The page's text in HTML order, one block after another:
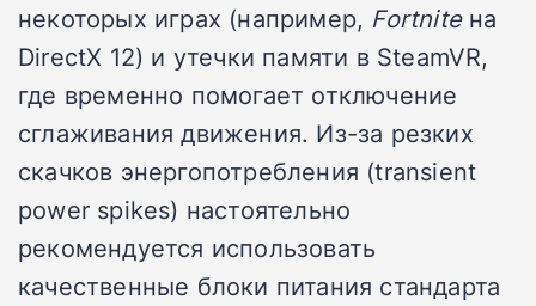
некоторых играх (например, Fortniteна
DirectX 12) и утечки памяти в SteamVR,
где временно помогает отключение
сглаживания движения. Из-за резких
скачков энергопотребления (transient
power spikes) настоятельно
рекомендуется использовать
качественные блоки питания стандарта